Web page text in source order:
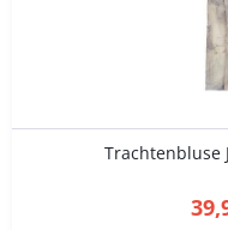
Trachtenbluse